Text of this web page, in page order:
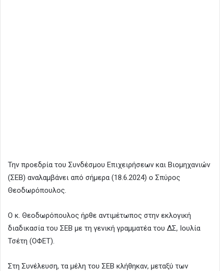
Την προεδρία του Συνδέσμου Επιχειρήσεων και Βιομηχανιών
(ΣΕΒ) αναλαμβάνει από σήμερα (18.6.2024) ο Σπύρος
Θεοδωρόπουλος.
Ο κ. Θεοδωρόπουλος ήρθε αντιμέτωπος στην εκλογική
διαδικασία του ΣΕΒ με τη γενική γραμματέα του ΔΣ, Ιουλία
Τσέτη (ΟΦΕΤ).
Στη Συνέλευση, τα μέλη του ΣΕΒ κλήθηκαν, μεταξύ των